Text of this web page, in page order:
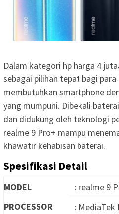
Dalam kategori hp harga 4
sebagai pilihan tepat bagi para
membutuhkan smartphone
yang mumpuni. Dibekali
dan didukung oleh teknologi
realme 9 Pro+ mampu
khawatir kehabisan baterai.
Spesifikasi Detail
MODEL
: realme 9
PROCESSOR
: MediaTek